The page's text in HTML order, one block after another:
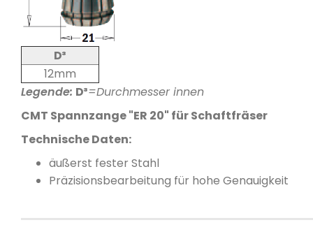
D³
12mm
Legende: D³=Durchmesser innen
CMT Spannzange "ER 20" für Schaftfräser
Technische Daten:
äußerst fester Stahl
Präzisionsbearbeitung für hohe Genauigkeit